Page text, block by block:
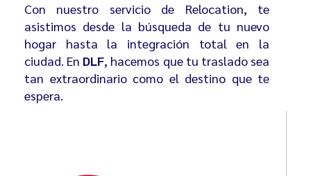
Con nuestro servicio de Relocation, te
asistimos desde la búsqueda de tu nuevo
hogar hasta la integración total en la
ciudad. En DLF, hacemos que tu traslado sea
tan extraordinario como el destino que te
espera.